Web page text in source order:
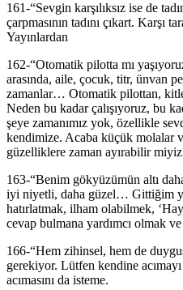
161-“Sevgin karşılıksız ise de
çarpmasının tadını çıkart. Karşı
Yayınlardan
162-“Otomatik pilotta mı
arasında, aile, çocuk, titr, ünvan
zamanlar… Otomatik pilottan,
Neden bu kadar çalışıyoruz, bu
şeye zamanımız yok, özellikle
kendimize. Acaba küçük molalar
güzelliklere zaman ayırabilir
163-“Benim gökyüzümün altı
iyi niyetli, daha güzel… Gittiğim
hatırlatmak, ilham olabilmek,
cevap bulmana yardımcı olmak
166-“Hem zihinsel, hem de
gerekiyor. Lütfen kendine acımayı
acımasını da isteme.